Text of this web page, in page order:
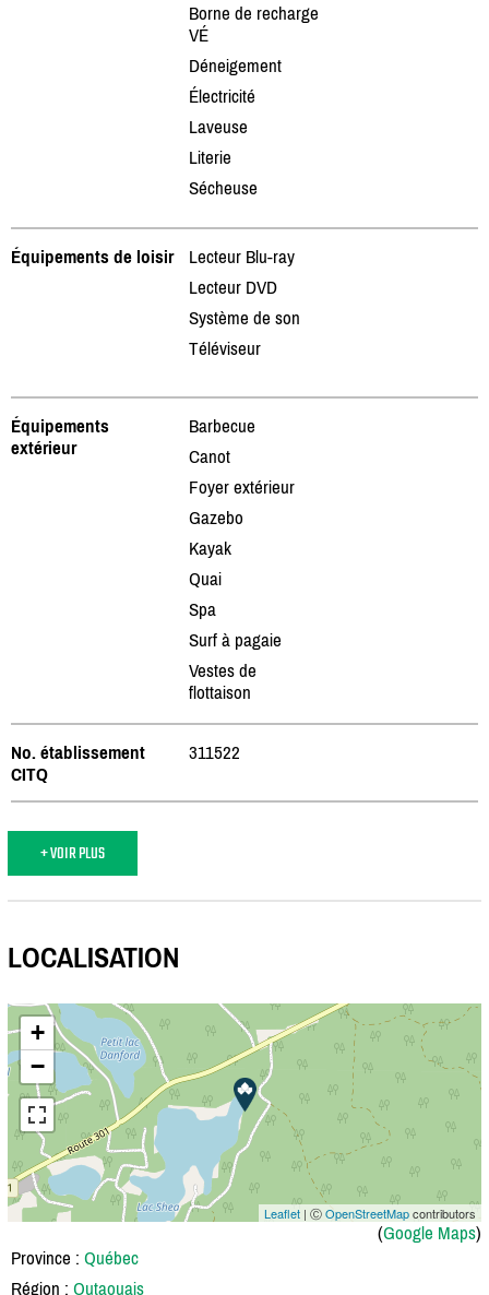
Borne de recharge
VÉ
Déneigement
Électricité
Laveuse
Literie
Sécheuse
Équipements de loisir
Lecteur Blu-ray
Lecteur DVD
Système de son
Téléviseur
Équipements
extérieur
Barbecue
Canot
Foyer extérieur
Gazebo
Kayak
Quai
Spa
Surf à pagaie
Vestes de
flottaison
No. établissement
CITQ
311522
+ VOIR PLUS
LOCALISATION
+
−
Leaflet | ⒸOpenStreetMapcontributors
(Google Maps)
Province : Québec
Région : Outaouais